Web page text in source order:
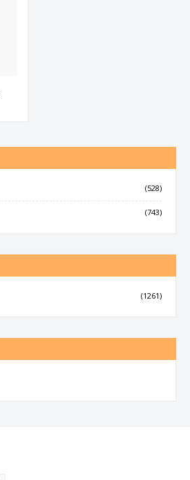
(528)
(743)
(1261)